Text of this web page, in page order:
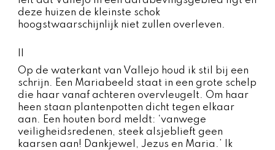
deze huizen de kleinste schok
hoogstwaarschijnlijk niet zullen overleven.
Op de waterkant van Vallejo houd ik stil bij een
schrijn. Een Mariabeeld staat in een grote schelp
die haar vanaf achteren overvleugelt. Om haar
heen staan plantenpotten dicht tegen elkaar
aan. Een houten bord meldt: ‘vanwege
veiligheidsredenen, steek alsjeblieft geen
kaarsen aan! Dankjewel, Jezus en Maria.’ Ik